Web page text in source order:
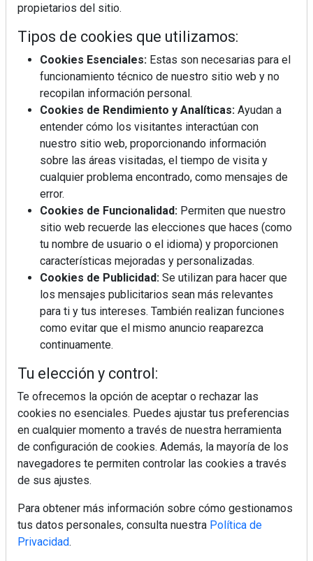
MÁS LEÍDOS
La cocina resiste, el mercado duda
MHK Ibérica potencia el crecimiento
de sus asociados con la
marca musterhaus küchen
Diseño, orden y sostenibilidad marcan
¿Por qué la cocina ha destronado al
salón como el espacio favorito de la
casa?
Sapienstone y Cupa Stone refuerzan
su alianza con una nueva superficie
cerámica que anticipa las tendencias
LivingPINO® amplía su visión del
hogar con el lanzamiento de su nueva
línea de armarios
"Ya no hablamos únicamente de
grifería, sino de soluciones completas
para el baño"
propietarios del sitio.
Tipos de cookies que utilizamos:
Cookies Esenciales: Estas son necesarias para el
funcionamiento técnico de nuestro sitio web y no
recopilan información personal.
Cookies de Rendimiento y Analíticas: Ayudan a
entender cómo los visitantes interactúan con
nuestro sitio web, proporcionando información
sobre las áreas visitadas, el tiempo de visita y
cualquier problema encontrado, como mensajes de
error.
Cookies de Funcionalidad: Permiten que nuestro
sitio web recuerde las elecciones que haces (como
tu nombre de usuario o el idioma) y proporcionen
características mejoradas y personalizadas.
Cookies de Publicidad: Se utilizan para hacer que
los mensajes publicitarios sean más relevantes
para ti y tus intereses. También realizan funciones
como evitar que el mismo anuncio reaparezca
continuamente.
Tu elección y control:
Te ofrecemos la opción de aceptar o rechazar las
cookies no esenciales. Puedes ajustar tus preferencias
en cualquier momento a través de nuestra herramienta
de configuración de cookies. Además, la mayoría de los
navegadores te permiten controlar las cookies a través
de sus ajustes.
Para obtener más información sobre cómo gestionamos
tus datos personales, consulta nuestra Política de
Privacidad.